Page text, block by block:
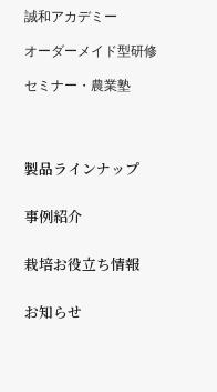
誠和アカデミー
オーダーメイド型研修
セミナー・農業塾
製品ラインナップ
事例紹介
栽培お役立ち情報
お知らせ